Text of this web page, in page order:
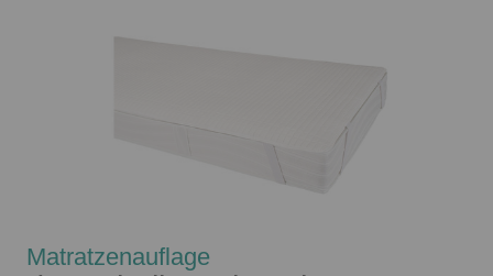
Matratzenauflage